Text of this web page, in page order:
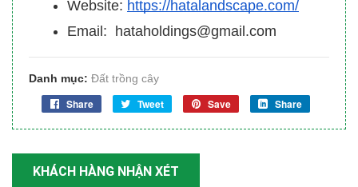
Website: https://hatalandscape.com/
Email: hataholdings@gmail.com
Danh mục: Đất trồng cây
Share Tweet Save Share
KHÁCH HÀNG NHẬN XÉT